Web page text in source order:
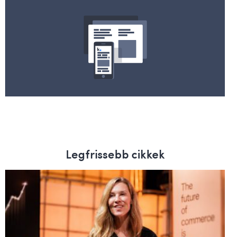
Legfrissebb cikkek